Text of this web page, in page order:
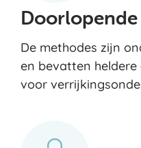
De methodes zijn
en bevatten
voor